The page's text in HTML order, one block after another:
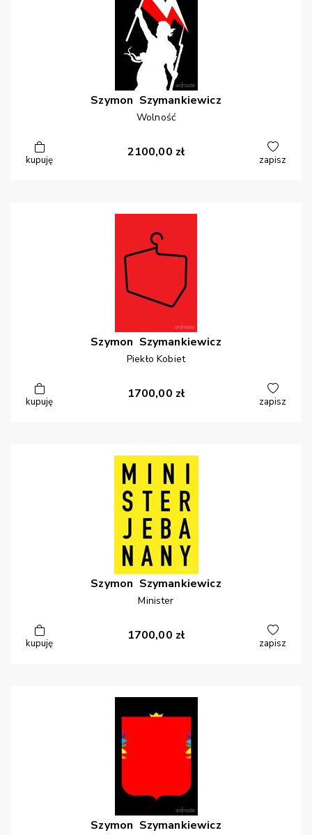
Szymon Szymankiewicz
Wolność
kupuję
2100,00 zł
zapisz
Szymon Szymankiewicz
Piekło Kobiet
kupuję
1700,00 zł
zapisz
Szymon Szymankiewicz
Minister
kupuję
1700,00 zł
zapisz
Szymon Szymankiewicz